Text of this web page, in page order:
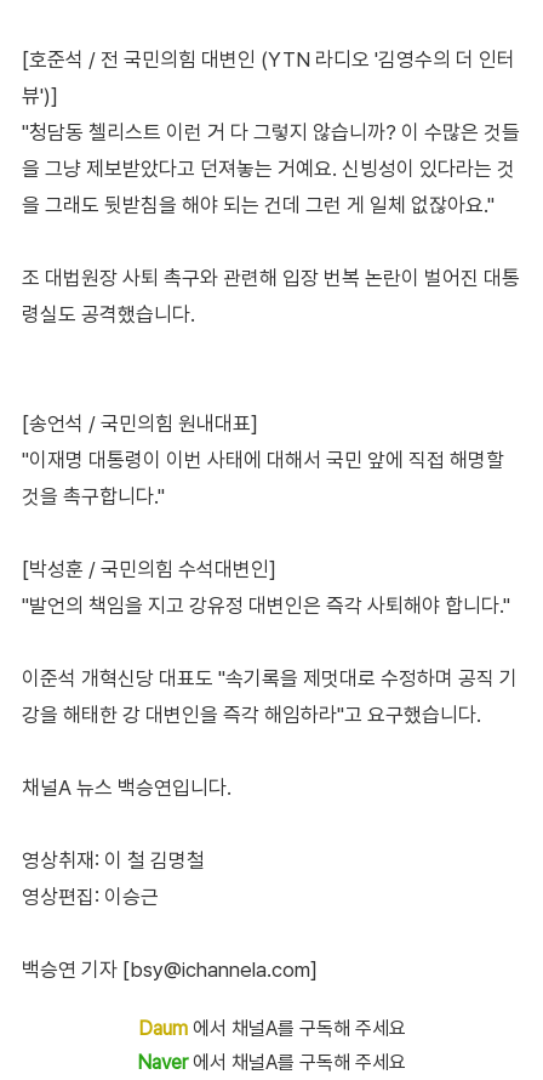
[호준석 / 전 국민의힘 대변인 (YTN 라디오 '김영수의 더 인터
뷰')]
"청담동 첼리스트 이런 거 다 그렇지 않습니까? 이 수많은 것들
을 그냥 제보받았다고 던져놓는 거예요. 신빙성이 있다라는 것
을 그래도 뒷받침을 해야 되는 건데 그런 게 일체 없잖아요."
조 대법원장 사퇴 촉구와 관련해 입장 번복 논란이 벌어진 대통
령실도 공격했습니다.
[송언석 / 국민의힘 원내대표]
"이재명 대통령이 이번 사태에 대해서 국민 앞에 직접 해명할
것을 촉구합니다."
[박성훈 / 국민의힘 수석대변인]
"발언의 책임을 지고 강유정 대변인은 즉각 사퇴해야 합니다."
이준석 개혁신당 대표도 "속기록을 제멋대로 수정하며 공직 기
강을 해태한 강 대변인을 즉각 해임하라"고 요구했습니다.
채널A 뉴스 백승연입니다.
영상취재: 이 철 김명철
영상편집: 이승근
백승연 기자 [bsy@ichannela.com]
Daum에서 채널A를 구독해 주세요
Naver에서 채널A를 구독해 주세요